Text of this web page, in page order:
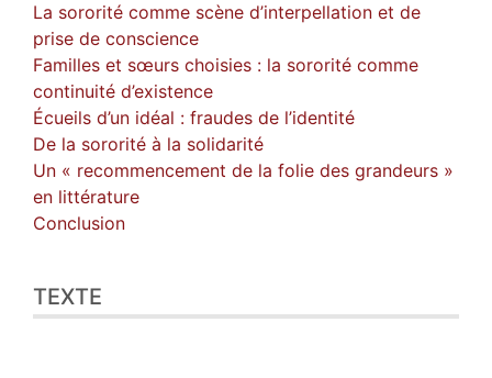
La sororité comme scène d’interpellation et de
prise de conscience
Familles et sœurs choisies : la sororité comme
continuité d’existence
Écueils d’un idéal : fraudes de l’identité
De la sororité à la solidarité
Un « recommencement de la folie des grandeurs »
en littérature
Conclusion
TEXTE